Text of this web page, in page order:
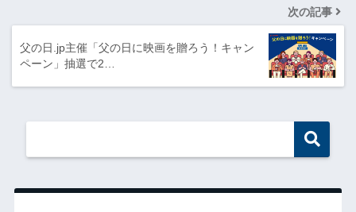
次の記事
父の日.jp主催「父の日に映画を贈ろう！キャン
ペーン」抽選で2…